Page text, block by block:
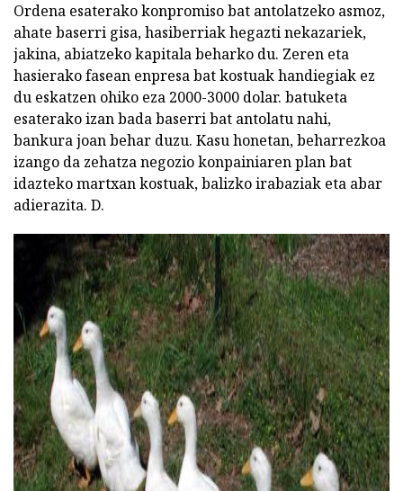
Ordena esaterako konpromiso bat antolatzeko asmoz,
ahate baserri gisa, hasiberriak hegazti nekazariek,
jakina, abiatzeko kapitala beharko du. Zeren eta
hasierako fasean enpresa bat kostuak handiegiak ez
du eskatzen ohiko eza 2000-3000 dolar. batuketa
esaterako izan bada baserri bat antolatu nahi,
bankura joan behar duzu. Kasu honetan, beharrezkoa
izango da zehatza negozio konpainiaren plan bat
idazteko martxan kostuak, balizko irabaziak eta abar
adierazita. D.